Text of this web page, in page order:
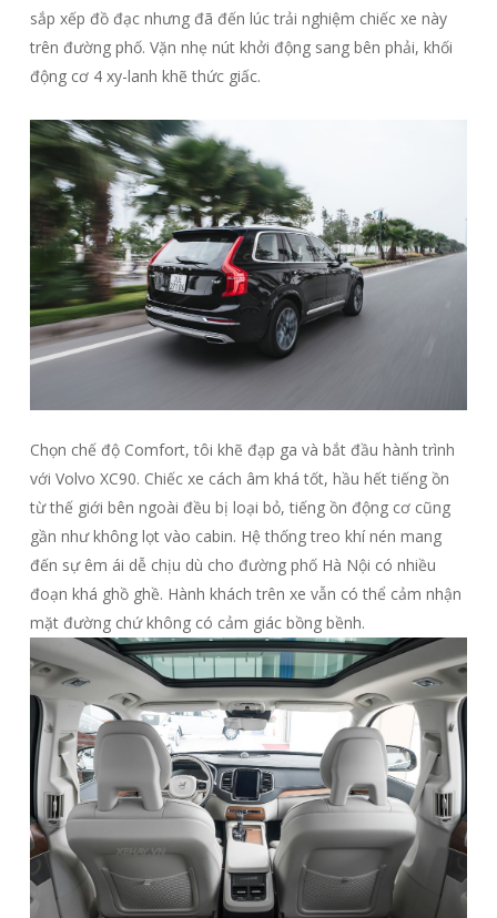
sắp xếp đồ đạc nhưng đã đến lúc trải nghiệm chiếc xe này
trên đường phố. Vặn nhẹ nút khởi động sang bên phải, khối
động cơ 4 xy-lanh khẽ thức giấc.
Chọn chế độ Comfort, tôi khẽ đạp ga và bắt đầu hành trình
với Volvo XC90. Chiếc xe cách âm khá tốt, hầu hết tiếng ồn
từ thế giới bên ngoài đều bị loại bỏ, tiếng ồn động cơ cũng
gần như không lọt vào cabin. Hệ thống treo khí nén mang
đến sự êm ái dễ chịu dù cho đường phố Hà Nội có nhiều
đoạn khá ghồ ghề. Hành khách trên xe vẫn có thể cảm nhận
mặt đường chứ không có cảm giác bồng bềnh.